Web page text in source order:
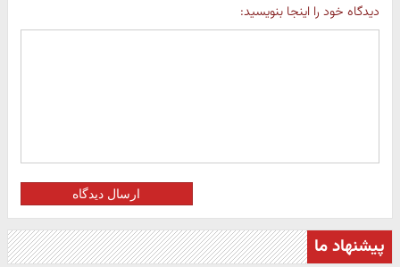
دیدگاه خود را اینجا بنویسید:
ارسال دیدگاه
پیشنهاد ما